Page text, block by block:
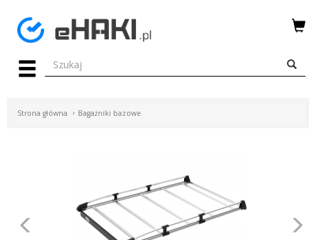
Menu
HAKI
BOXY
Strona główna Bagażniki bazowe
Poprzednie